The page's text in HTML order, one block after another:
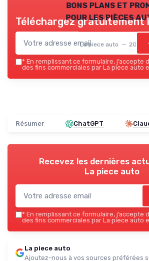
bons plans et
pour les pièces
La piece auto — 2026
Téléchargez gratuitement
* En remplissant ce formulaire, j’accepte
des fins commerciales par La piece auto
Résumer ChatGPT
Recevez les dernières
La piece auto
* En remplissant ce formulaire, j’accepte
des fins commerciales par La piece auto
La piece auto
Ajoutez-nous à vos sources préférées